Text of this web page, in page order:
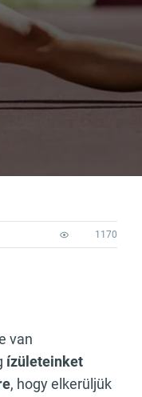
1170
van
ízületeinket
, hogy elkerüljük